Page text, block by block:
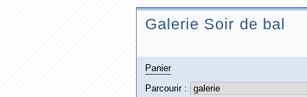
Galerie Soir de bal
Panier
Parcourir :